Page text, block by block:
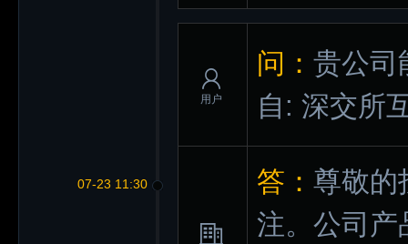
07-23 11:30
用户
问： 贵公司
自: 深交所
答： 尊敬的
注。公司产